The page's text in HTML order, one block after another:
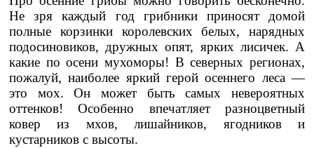
Не зря каждый год грибники приносят домой
полные корзинки королевских белых, нарядных
подосиновиков, дружных опят, ярких лисичек. А
какие по осени мухоморы! В северных регионах,
пожалуй, наиболее яркий герой осеннего леса —
это мох. Он может быть самых невероятных
оттенков! Особенно впечатляет разноцветный
ковер из мхов, лишайников, ягодников и
кустарников с высоты.